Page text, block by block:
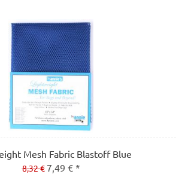
Mesh Fabric Blastoff Blue
8,32 € 7,49 € *